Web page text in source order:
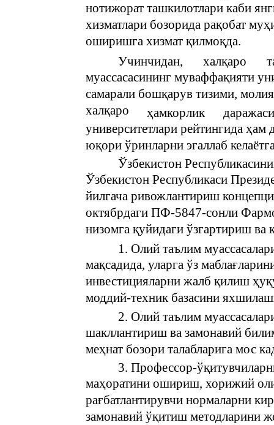
нотижорат ташкилотлари каби
хизматлари бозорида рақобат
оширишга хизмат қилмоқда.
Учинчидан,
халқаро
муассасасининг муваффақияти
самарали бошқарув тизими,
халқаро
ҳамкорлик
университетлари рейтингида ҳам
юқори ўринларни эгаллаб
Ўзбекистон
Ўзбекистон Республикаси
йилгача ривожлантириш
октябрдаги ПФ-5847-сонли
низомга қуйидаги ўзгартириш
1. Олий таълим
мақсадида, уларга ўз
инвестицияларни жалб қилиш
моддий-техник базасини
2. Олий таълим
шакллантириш ва замонавий
меҳнат бозори талабларига мос
3. Профессор-
маҳоратини ошириш, хорижий
рағбатлантирувчи нормаларни
замонавий ўқитиш методларини